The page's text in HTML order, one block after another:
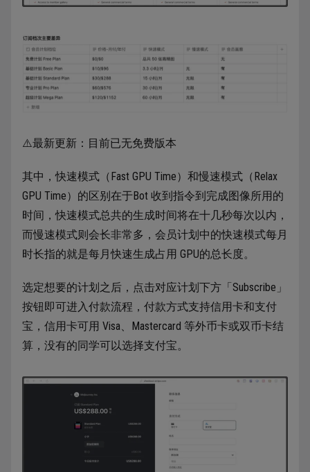
⚠️最新更新：目前已无免费版本
其中，快速模式（Fast GPU Time）和慢速模式（Relax
GPU Time）的区别在于Bot 收到指令到完成图像所用的
时间，快速模式总共的生成时间将在十几秒每次以内，
而慢速模式则会长非常多，会员计划中的快速模式每月
时长指的就是每月快速生成占用 GPU的总长度。
选定想要的计划之后，点击对应计划下方「Subscribe」
按钮即可进入付款流程，付款方式支持信用卡和支付
宝，信用卡可用 Visa、Mastercard 等外币卡或双币卡结
算，没有的同学可以选择支付宝。